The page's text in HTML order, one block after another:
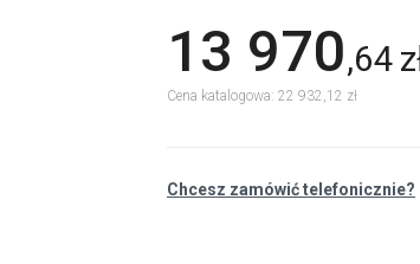
13 970,64
Cena katalogowa: 22 932,12 zł
Chcesz zamówić telefonicznie?